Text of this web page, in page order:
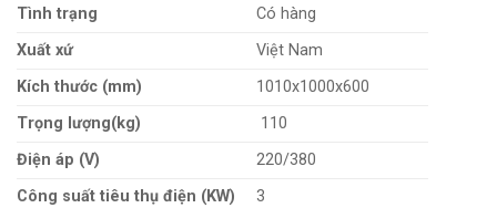
Tình trạng
Có hàng
Xuất xứ
Việt Nam
Kích thước (mm)
1010x1000x600
Trọng lượng(kg)
110
Điện áp (V)
220/380
Công suất tiêu thụ điện (KW)
3